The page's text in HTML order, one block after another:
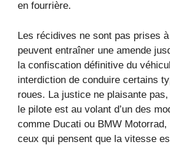
en fourrière.
Les récidives ne sont pas prises
peuvent entraîner une amende
la confiscation définitive du
interdiction de conduire certains
roues. La justice ne plaisante
le pilote est au volant d’un des
comme Ducati ou BMW
ceux qui pensent que la vitesse